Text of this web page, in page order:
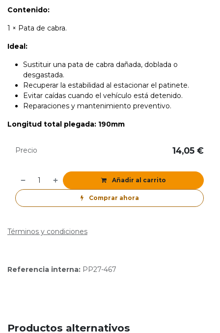
Contenido:
1 × Pata de cabra.
Ideal:
Sustituir una pata de cabra dañada, doblada o
desgastada.
Recuperar la estabilidad al estacionar el patinete.
Evitar caídas cuando el vehículo está detenido.
Reparaciones y mantenimiento preventivo.
Longitud total plegada: 190mm
Añadir al carrito
Comprar ahora
Precio 14,05 €
Términos y condiciones
Referencia interna: PP27-467
Productos alternativos